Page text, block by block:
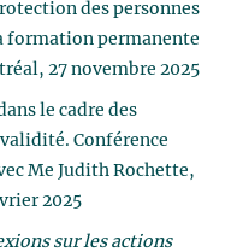
des personnes
formation permanente
27 novembre 2025
le cadre des
Conférence
Me Judith Rochette,
2025
sur les actions